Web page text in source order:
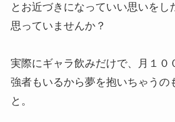
とお近づきになっていい思いをし
思っていませんか？
実際にギャラ飲みだけで、月１０
強者もいるから夢を抱いちゃうの
と。